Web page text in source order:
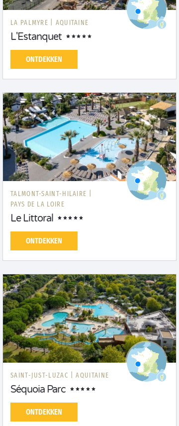
LA PALMYRE | AQUITAINE
L'Estanquet
ONTDEKKEN
TALMONT-SAINT-HILAIRE |
PAYS DE LA LOIRE
Le Littoral
ONTDEKKEN
SAINT-JUST-LUZAC | AQUITAINE
Séquoia Parc
ONTDEKKEN